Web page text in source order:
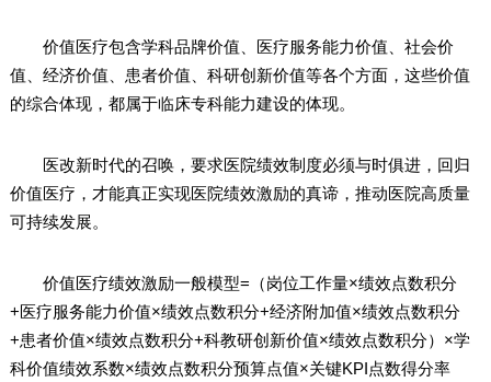
价值医疗包含学科品牌价值、医疗服务能力价值、社会价
值、经济价值、患者价值、科研创新价值等各个方面，这些价值
的综合体现，都属于临床专科能力建设的体现。
医改新时代的召唤，要求医院绩效制度必须与时俱进，回归
价值医疗，才能真正实现医院绩效激励的真谛，推动医院高质量
可持续发展。
价值医疗绩效激励一般模型=（岗位工作量×绩效点数积分
+医疗服务能力价值×绩效点数积分+经济附加值×绩效点数积分
+患者价值×绩效点数积分+科教研创新价值×绩效点数积分）×学
科价值绩效系数×绩效点数积分预算点值×关键KPI点数得分率